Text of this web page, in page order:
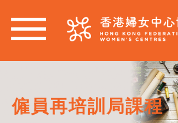
僱員再培訓局課程